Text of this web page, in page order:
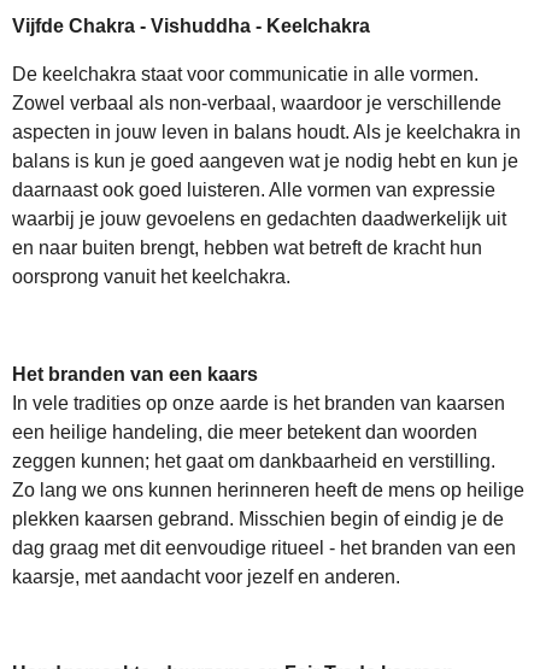
Vijfde Chakra - Vishuddha - Keelchakra
De keelchakra staat voor communicatie in alle vormen.
Zowel verbaal als non-verbaal, waardoor je verschillende
aspecten in jouw leven in balans houdt. Als je keelchakra in
balans is kun je goed aangeven wat je nodig hebt en kun je
daarnaast ook goed luisteren. Alle vormen van expressie
waarbij je jouw gevoelens en gedachten daadwerkelijk uit
en naar buiten brengt, hebben wat betreft de kracht hun
oorsprong vanuit het keelchakra.
Het branden van een kaars
In vele tradities op onze aarde is het branden van kaarsen
een heilige handeling, die meer betekent dan woorden
zeggen kunnen; het gaat om dankbaarheid en verstilling.
Zo lang we ons kunnen herinneren heeft de mens op heilige
plekken kaarsen gebrand. Misschien begin of eindig je de
dag graag met dit eenvoudige ritueel - het branden van een
kaarsje, met aandacht voor jezelf en anderen.